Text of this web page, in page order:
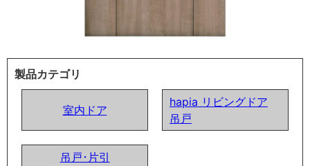
製品カテゴリ
室内ドア
hapia リビングドア
吊戸
吊戸･片引